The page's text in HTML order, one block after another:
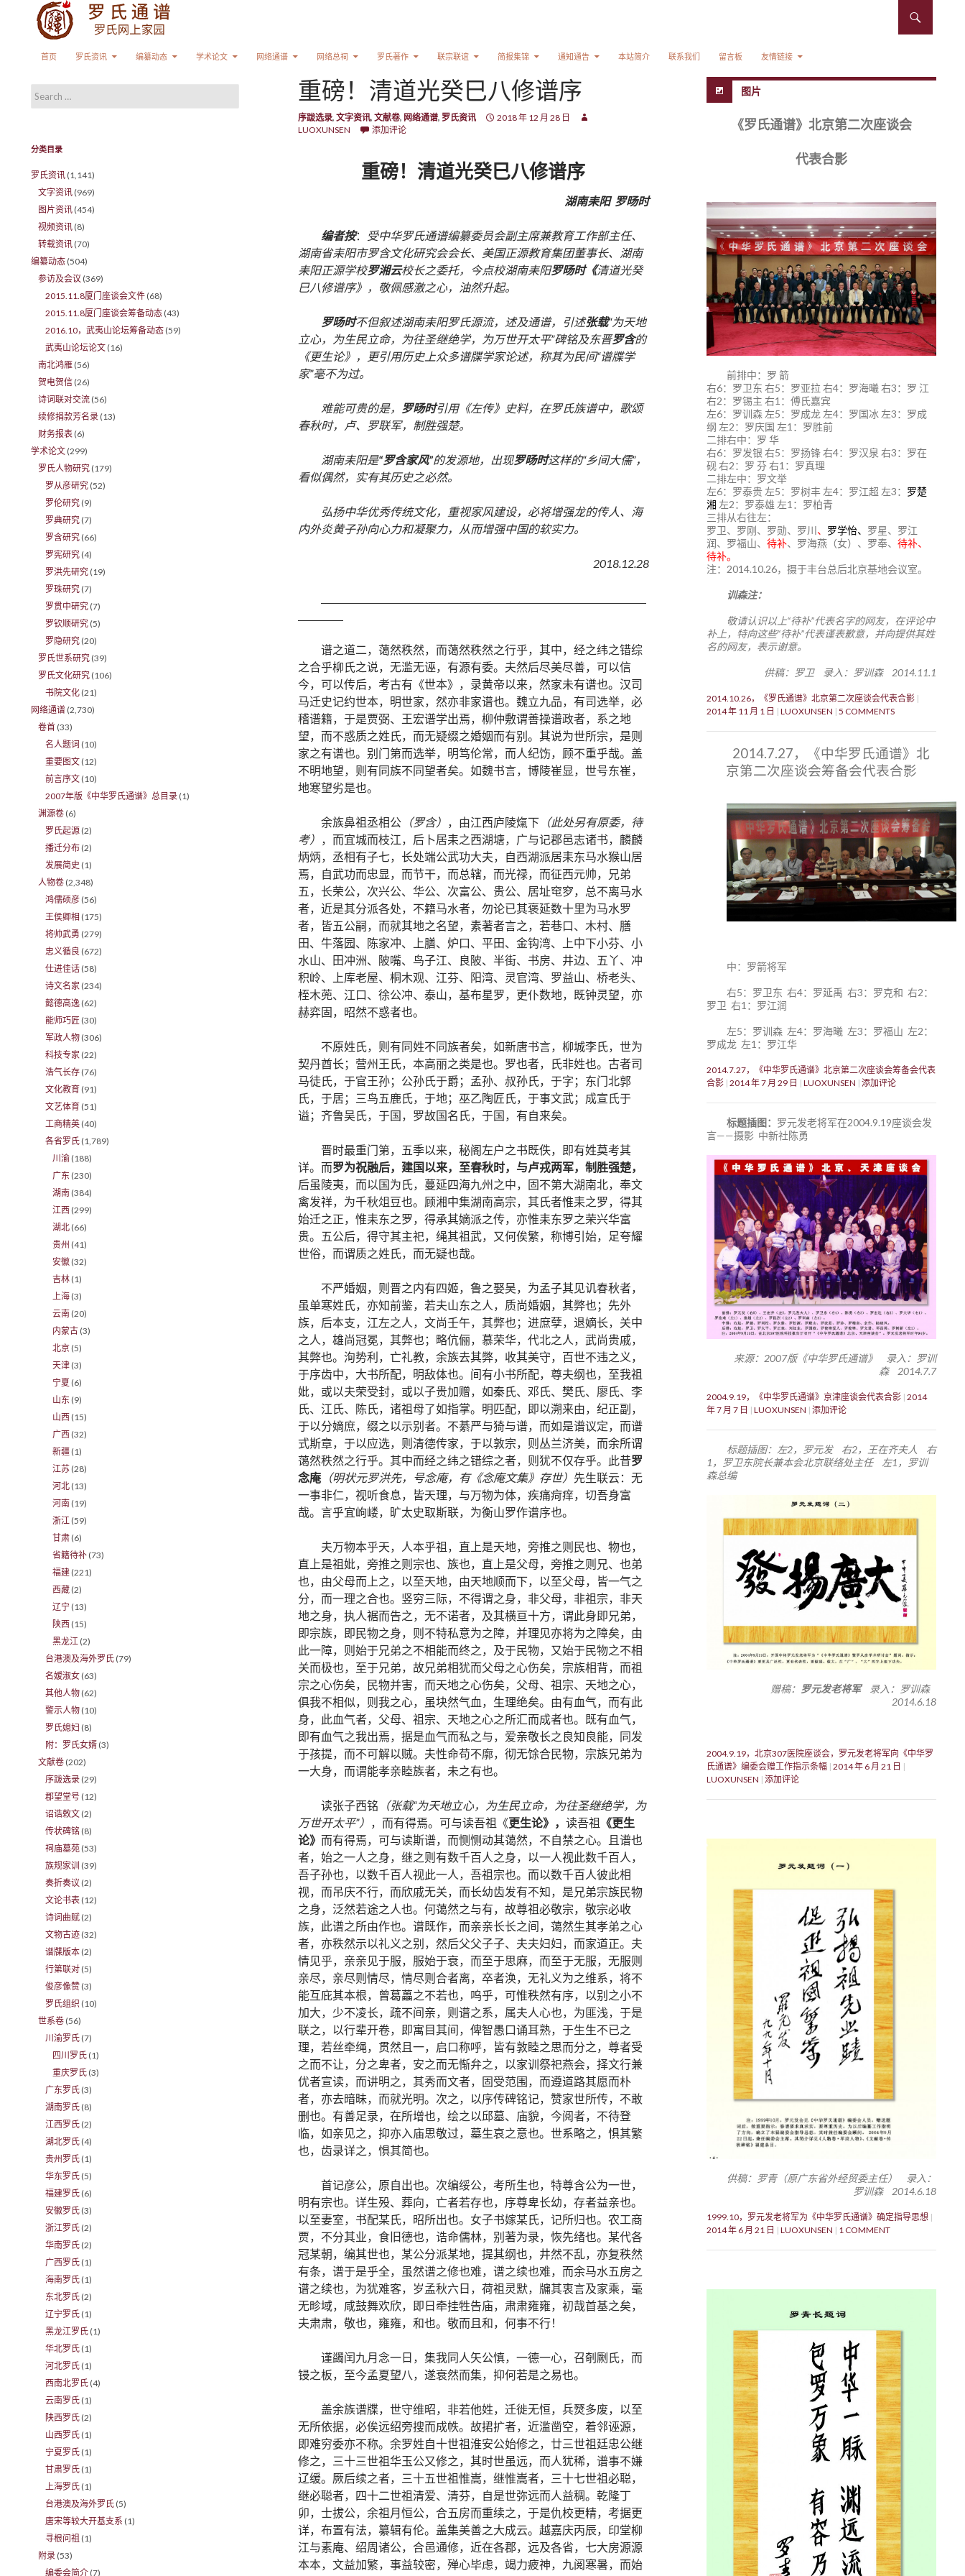
首页
罗氏资讯 编纂动态 学术论文 网络通谱 网络总祠 罗氏著作 联宗联谊 简报集锦 通知通告 本站简介 联系我们 留言板 友情链接
重磅！清道光癸巳八修谱序
序跋选录, 文字资讯, 文献卷, 网络通谱, 罗氏资讯
2018 年 12 月 28 日
LUOXUNSEN
添加评论
重磅！清道光癸巳八修谱序
湖南耒阳 罗旸时
编者按：
受中华罗氏通谱编纂委员会副主席兼教育工作部主任、
湖南省耒阳市罗含文化研究会会长、美国正源教育集团董事长、湖南
耒阳正源学校罗湘云校长之委托，今点校湖南耒阳罗旸时《清道光癸
巳八修谱序》，敬佩感激之心，油然升起。
罗旸时不但叙述湖南耒阳罗氏源流，述及通谱，引述张载“为天地
立心，为生民立命，为往圣继绝学，为万世开太平”碑铭及东晋罗含的
《更生论》，更引用历史上众多谱牒学家论述，称其为民间“谱牒学
家”毫不为过。
难能可贵的是， 罗旸时引用《左传》史料，在罗氏族谱中，歌颂
春秋时，卢、罗联军，制胜强楚。
湖南耒阳是“罗含家风”的发源地，出现罗旸时这样的“乡间大儒”，
看似偶然，实有其历史之必然。
弘扬中华优秀传统文化，重视家风建设，必将增强龙的传人、海
内外炎黄子孙向心力和凝聚力，从而增强中国的软实力。
2018.12.28
谱之道二，蔼然秩然，而蔼然秩然之行乎，其中，经之纬之错综
之合乎柳氏之说，无滥无诬，有源有委。夫然后尽美尽善，可以信
今，可以传后，考古有《世本》，录黄帝以来，然家未有谱也。汉司
马迁史记约世本，明世家，然亦非家谱也。魏立九品，有司选举，必
稽谱籍，于是贾弼、王宏谱学出焉，柳仲敷谓善操谱政者，系之地
望，而不惑质之姓氏，而无疑缀之婚姻而有别。其说为世所宗，是则
家之有谱也。别门第而选举，明笃伦常，而人纪饬，顾不重乎哉。盖
不明地望，则有同族不同望者矣。如魏书言，博陵崔显，世号东崔，
地寒望劣是也。
余族鼻祖丞相公 （罗含） ，由江西庐陵熂下 （此处另有原委，待
考） ，而宜城而枝江，后卜居耒之西湖塘，广与记郡邑志诸书，麟麟
炳炳，丞相有子七，长处端公武功大夫，自西湖派居耒东马水猴山居
焉，自武功而忠显，而节干，而总辖，而光禄，而征西元帅，兄弟
五，长荣公，次兴公、华公、次富公、贵公、居址窀穸，总不离马水
者，近是其分派各处，不籍马水者，勿论已其褒延数十里为马水罗
者，皆五公嗣，而就其地之名望，素著者言之，若巷口、木村、膳
田、牛落园、陈家冲、上膳、炉口、平田、金钩湾、上中下小芬、小
水山、田冲洲、陂嘴、鸟子江、良陂、半街、书房、井边、五丫、冲
积岭、上库老屋、桐木观、江芬、阳湾、灵官湾、罗益山、桥老头、
桎木蔸、江口、徐公冲、泰山，基布星罗，更仆数地，既钟灵望，亦
赫弈固，昭然不惑者也。
不原姓氏，则有同姓不同族者矣，如新唐书言，柳城李氏，世为
契丹酋长；营州王氏，本高丽之类是也。罗也者，氏非姓也。古者司
马徒氏，于官王孙；公孙氏于爵；孟孙、叔孙氏，于字；东门北郭
氏，于居；三鸟五鹿氏，于地；巫乙陶匠氏，于事文武；成宣氏于
谥；齐鲁吴氏，于国，罗故国名氏，于国，有自来矣。
晋时最重门第，五季以来，秘阁左户之书既佚，即有姓莫考其
详。而罗为祝融后，建国以来，至春秋时，与卢戎两军，制胜强楚，
后虽陵夷，而以国为氏，蔓延四海九州之中，固不第大湖南北，奉文
禽发祥，为千秋俎豆也。顾湘中集湖南高宗，其氏者惟耒之罗，得其
始迁之正，惟耒东之罗，得承其嫡派之传，亦惟耒东罗之荣兴华富
贵。五公后，得守其主祀，绳其祖武，又何俟繁，称博引始，足夸耀
世俗，而谓质之姓氏，而无疑也哉。
不严婚姻，则晋之内有四姬，鲁之娶吴，为孟子其见讥春秋者，
虽单寒姓氏，亦知前鉴，若夫山东之人，质尚婚姻，其弊也；先外
族，后本支，江左之人，文尚壬午，其弊也；进庶孽，退嫡长，关中
之人，雄尚冠冕，其弊也；略伉俪，慕荣华，代北之人，武尚贵戚，
其弊也。洵势利，亡礼教，余族去其弊，收其美守，百世不违之义，
于序齿中，大书所配，明敌体也。间有小书所配，尊夫纲也，至我祖
妣，或以夫荣受封，或以子贵加赠，如秦氏、邓氏、樊氏、廖氏、李
氏、江氏、陈氏，诸祖母了如指掌。明匹配，即以溯来由，纪正副，
于以分嫡庶，缀之以示别者。不綦严与猗与谱，而如是谱议定，而谱
式斯章，于以应选，则清德传家，于以敦宗，则丛兰济美，而余所谓
蔼然秩然之行乎。其中而经之纬之错综之者，则犹不仅存乎。此昔罗
念庵（明状元罗洪先，号念庵，有《念庵文集》存世） 先生联云：无
一事非仁，视听食息，皆天理，与万物为体，疾痛疴痒，切吾身富
哉。言乎宜岣嵝，旷太史取斯联，为衡山罗作谱序也。
夫万物本乎天，人本乎祖，直上是天地，旁推之则民也、物也，
直上是祖妣，旁推之则宗也、族也，直上是父母，旁推之则兄、也弟
也，由父母而上之，以至天地，由天地顺而下，以至父母，皆一气之
分，而一理之合也。竖穷三际，不得谓之身，非父母，非祖宗，非天
地之身，执人裾而告之，无不诺者，及其横亘十方，谓此身即兄弟，
即宗族，即民物之身，则不特私意为之障，并理见亦将为之障矣，由
此一障，则始于兄弟之不相能而终之，及于民物，又始于民物之不相
关而极也，至于兄弟，故兄弟相犹而父母之心伤矣，宗族相背，而祖
宗之心伤矣，民物并害，而天地之心伤矣，父母、祖宗、天地之心，
俱我不相似，则我之心，虽块然气血，生理绝矣。由有血气，而有此
身，此血气者，父母、祖宗、天地之心之所汇而成者也。既有血气，
即有血气之我出焉，据是血气而私之与，爱亲敬长之良知良能，同发
于孩提，而不可解以贼。夫性命苟不廓，彻无馀合民物，宗族兄弟为
一大身，而谓能孝亲睦族者，未之有也。
读张子西铭 （张载“为天地立心，为生民立命，为往圣继绝学，为
万世开太平”） ，而有得焉。可与读吾祖《更生论》， 读吾祖 《更生
论》 而有得焉，可与读斯谱，而恻恻动其蔼然，不自禁之心。且谱也
者，始之一人之身，继之则有数千百人之身，以一人视此数千百人，
吾子孙也，以数千百人视此一人，吾祖宗也。而以数千百人彼此相
视，而吊庆不行，而欣戚无关，而长幼齿发有不知，是兄弟宗族民物
之身，泛然若途之人也。何蔼然之与有，故尊祖必敬宗，敬宗必收
族，此谱之所由作也。谱既作，而亲亲长长之间，蔼然生其孝弟之心
者，亦秩然示以礼义之别，然后父父子子、夫夫妇妇，而家道正。夫
情见乎，亲亲见于服，服始于衰，而至于思麻，而至于无服，无服则
亲尽，亲尽则情尽，情尽则合者离，卒者涣，无礼义为之维系，将不
能互庇其本根，曾葛藟之不若也，呜乎，可惟秩然有序，以别之小不
加大，少不凌长，疏不间亲，则谱之系，属夫人心也，为匪浅，于是
联之，以行辈开卷，即寓目其间，俾智愚口诵耳熟，于生生不已之
理，若丝牵绳，贯然且一，启口称呼，皆有敦睦之思而分之，尊者受
之而不让，分之卑者，安之而无惭弁之，以家训祭祀燕会，择文行兼
优者宣读，而讲明之，其秀而文者，固受范围，而遵道路其愿而朴
者，亦去暗昧，而就光明。次之，以序传碑铭记，赞家世所传，不敢
删也。有善足录，在所增也，绘之以邱墓、庙貌，今阅者，不待登
临，如亲见之，抑亦入庙思敬过，墓生哀之意也。世系略之，惧其繁
也，齿录详之，惧其简也。
首记彦公，原自出也。次编绥公，考所生也，特尊含公为一世，
明有宗也。详生殁、葬向，亡者若存也，序尊卑长幼，存者益亲也。
以至妻室，书配某氏，昭所出也。女子书嫁某氏，记所归也。农工商
贾，不分其业，食旧德也，诰命儒林，别著为录，恢先绪也。某代各
冠某朝，编其世也，某公分派某地，提其纲也，井然不乱，亦复秩然
有条，谱于是乎全，虽然谱之修也难，谱之续也难，而余马水五房之
谱之续也，为犹难客，岁孟秋六日，荷祖灵默，牖其衷言及家乘，毫
无畛域，咸鼓舞欢欣，即日牵挂牲告庙，肃肃雍雍，初哉首基之矣，
夫肃肃，敬也，雍雍，和也。敬而且和，何事不行！
谨蠲闰九月念一日，集我同人矢公慎，一德一心，召剞劂氏，而
锓之板，至今孟夏望八，遂衰然而集，抑何若是之易也。
盖余族谱牒，世守维昭，非若他姓，迁徙无恒，兵燹多废，以至
无所依据，必俟远绍旁搜而成帙。故捃扩者，近滥凿空，着邻诬源，
即难穷委亦不称。余罗姓自十世祖淮安公始修之，廿三世祖廷忠公继
修之，三十三世祖华玉公又修之，其时世虽远，而人犹稀，谱事不嫌
辽缓。厥后续之者，三十五世祖惟嵩，继惟嵩者，三十七世祖必聪，
继必聪者，四十二世祖清爱、清芬，自是世弥远而人益稠。乾隆丁
卯，士拔公，余祖月恒公，合五房而重续之，于是仇校更精，考据更
详，布置有法，纂辑有伦。盖集美善之大成云。越嘉庆丙辰，印堂柳
江与素庵、绍周诸公，合邑通修，近在各郡，远及各省，七大房源源
本本，文益加繁，事益较密，殚心毕虑，竭力疲神，九阅寒暑，而始
图片
《罗氏通谱》北京第二次座谈会
代表合影
前排中：罗 箭
右6：罗卫东 右5：罗亚拉 右4：罗海曦 右3：罗 江
右2：罗锡主 右1：傅氏嘉宾
左6：罗训森 左5：罗成龙 左4：罗国冰 左3：罗成
纲 左2：罗庆国 左1：罗胜前
二排右中：罗 华
右6：罗发银 右5：罗扬锋 右4：罗汉泉 右3：罗在
砚 右2：罗 芬 右1：罗真理
二排左中：罗文举
左6：罗泰贵 左5：罗树丰 左4：罗江超 左3： 罗楚
湘 左2：罗泰雄 左1：罗柏青
三排从右往左：
罗卫、罗刚、罗勋、罗川、 罗学怡、 罗星、罗江
润、罗福山、 待补、罗海燕（女）、罗奉、 待补、
待补。
注：2014.10.26，摄于丰台总后北京基地会议室。
训森注：
敬请认识以上“待补”代表名字的网友，在评论中
补上，特向这些“待补”代表谨表歉意，并向提供其姓
名的网友，表示谢意。
供稿：罗卫 录入：罗训森 2014.11.1
2014.10.26，《罗氏通谱》北京第二次座谈会代表合影
2014 年 11 月 1 日
LUOXUNSEN 5 COMMENTS
2014.7.27，《中华罗氏通谱》北
京第二次座谈会筹备会代表合影
中：罗箭将军
右5：罗卫东 右4：罗延禹 右3：罗克和 右2：
罗卫 右1：罗江润
左5：罗训森 左4：罗海曦 左3：罗福山 左2：
罗成龙 左1：罗江华
2014.7.27，《中华罗氏通谱》北京第二次座谈会筹备会代表
合影 2014 年 7 月 29 日 LUOXUNSEN 添加评论
标题插图： 罗元发老将军在2004.9.19座谈会发
言——摄影 中新社陈勇
来源：2007版《中华罗氏通谱》 录入：罗训
森 2014.7.7
2004.9.19，《中华罗氏通谱》京津座谈会代表合影 2014
年 7 月 7 日
LUOXUNSEN 添加评论
标题插图：左2，罗元发 右2，王在齐夫人 右
1，罗卫东院长兼本会北京联络处主任 左1，罗训
森总编
赠稿： 罗元发老将军录入：罗训森
2014.6.18
2004.9.19，北京307医院座谈会，罗元发老将军向《中华罗
氏通谱》编委会赠工作指示条幅 2014 年 6 月 21 日
LUOXUNSEN 添加评论
供稿：罗青（原广东省外经贸委主任） 录入：
罗训森 2014.6.18
1999.10，罗元发老将军为《中华罗氏通谱》确定指导思想
2014 年 6 月 21 日
LUOXUNSEN 1 COMMENT
Search for:
分类目录
罗氏资讯 (1,141)
文字资讯 (969)
图片资讯 (454)
视频资讯 (8)
转载资讯 (70)
编纂动态 (504)
参访及会议 (369)
2015.11.8厦门座谈会文件 (68)
2015.11.8厦门座谈会筹备动态 (43)
2016.10，武夷山论坛筹备动态 (59)
武夷山论坛论文 (16)
南北鸿雁 (56)
贺电贺信 (26)
诗词联对交流 (56)
续修捐款芳名录 (13)
财务报表 (6)
学术论文 (299)
罗氏人物研究 (179)
罗从彦研究 (52)
罗伦研究 (9)
罗典研究 (7)
罗含研究 (66)
罗宪研究 (4)
罗洪先研究 (19)
罗珠研究 (7)
罗贯中研究 (7)
罗钦顺研究 (5)
罗隐研究 (20)
罗氏世系研究 (39)
罗氏文化研究 (106)
书院文化 (21)
网络通谱 (2,730)
卷首 (33)
名人题词 (10)
重要图文 (12)
前言序文 (10)
2007年版《中华罗氏通谱》总目录 (1)
渊源卷 (6)
罗氏起源 (2)
播迁分布 (2)
发展简史 (1)
人物卷 (2,348)
鸿儒硕彦 (56)
王侯卿相 (175)
将帅武勇 (279)
忠义循良 (672)
仕进佳话 (58)
诗文名家 (234)
懿德高逸 (62)
能师巧匠 (30)
军政人物 (306)
科技专家 (22)
浩气长存 (76)
文化教育 (91)
文艺体育 (51)
工商精英 (40)
各省罗氏 (1,789)
川渝 (188)
广东 (230)
湖南 (384)
江西 (299)
湖北 (66)
贵州 (41)
安徽 (32)
吉林 (1)
上海 (3)
云南 (20)
内蒙古 (3)
北京 (5)
天津 (3)
宁夏 (6)
山东 (9)
山西 (15)
广西 (32)
新疆 (1)
江苏 (28)
河北 (13)
河南 (19)
浙江 (59)
甘肃 (6)
省籍待补 (73)
福建 (221)
西藏 (2)
辽宁 (13)
陕西 (15)
黑龙江 (2)
台港澳及海外罗氏 (79)
名嫒淑女 (63)
其他人物 (62)
警示人物 (10)
罗氏媳妇 (8)
附：罗氏女婿 (3)
文献卷 (202)
序跋选录 (29)
郡望堂号 (12)
诏诰敕文 (2)
传状碑铭 (8)
祠庙墓苑 (53)
族规家训 (39)
奏折奏议 (2)
文论书表 (12)
诗词曲赋 (2)
文物古迹 (32)
谱牒版本 (2)
行第联对 (5)
俊彦像赞 (3)
罗氏组织 (10)
世系卷 (56)
川渝罗氏 (7)
四川罗氏 (1)
重庆罗氏 (3)
广东罗氏 (3)
湖南罗氏 (8)
江西罗氏 (2)
湖北罗氏 (4)
贵州罗氏 (1)
华东罗氏 (5)
福建罗氏 (6)
安徽罗氏 (3)
浙江罗氏 (2)
华南罗氏 (2)
广西罗氏 (1)
海南罗氏 (1)
东北罗氏 (2)
辽宁罗氏 (1)
黑龙江罗氏 (1)
华北罗氏 (1)
河北罗氏 (1)
西南北罗氏 (4)
云南罗氏 (1)
陕西罗氏 (2)
山西罗氏 (1)
宁夏罗氏 (1)
甘肃罗氏 (1)
上海罗氏 (1)
台港澳及海外罗氏 (5)
唐宋等较大开基支系 (1)
寻根问祖 (1)
附录 (53)
编委会简介 (7)